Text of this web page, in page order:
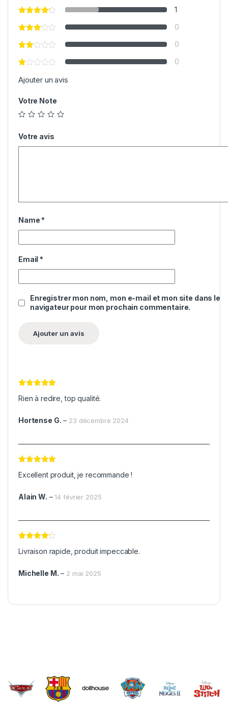
1
0
0
0
Ajouter un avis
Votre Note
Votre avis
Name *
Email *
Enregistrer mon nom, mon e-mail et mon site dans le
navigateur pour mon prochain commentaire.
5
Rien à redire, top qualité.
Hortense G. – 23 décembre 2024
5
Excellent produit, je recommande !
Alain W. –14 février 2025
sur 5
Livraison rapide, produit impeccable.
Michelle M. – 2 mai 2025
Brands Carousel